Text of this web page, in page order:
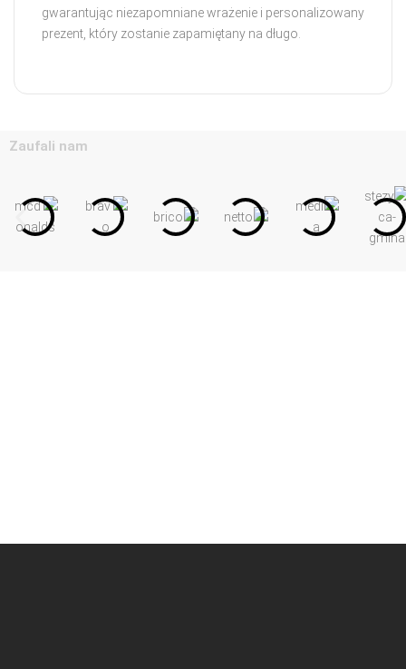
gwarantując niezapomniane wrażenie i personalizowany
prezent, który zostanie zapamiętany na długo.
Zaufali nam